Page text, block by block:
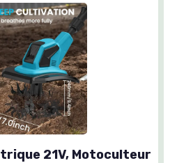
21V, Motoculteur